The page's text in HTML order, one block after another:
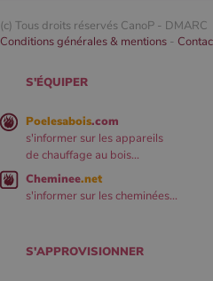
(c) Tous droits réservés CanoP - DMARC
Conditions générales & mentions -
S'ÉQUIPER
Poelesabois.com
s'informer sur les appareils
de chauffage au bois...
Cheminee.net
s'informer sur les cheminées...
S'APPROVISIONNER